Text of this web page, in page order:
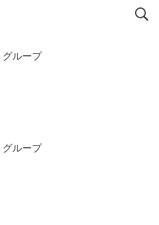
グループ
グループ